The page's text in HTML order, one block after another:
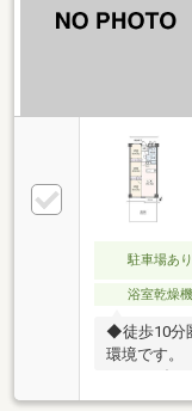
収納付き三
駐車場あり
浴室乾燥機
◆徒歩10分
環境です。
ル・オダ
アナード・